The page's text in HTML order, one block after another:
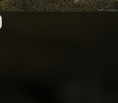
受著作權法保護-僅限於本平台有限度公開瀏覽